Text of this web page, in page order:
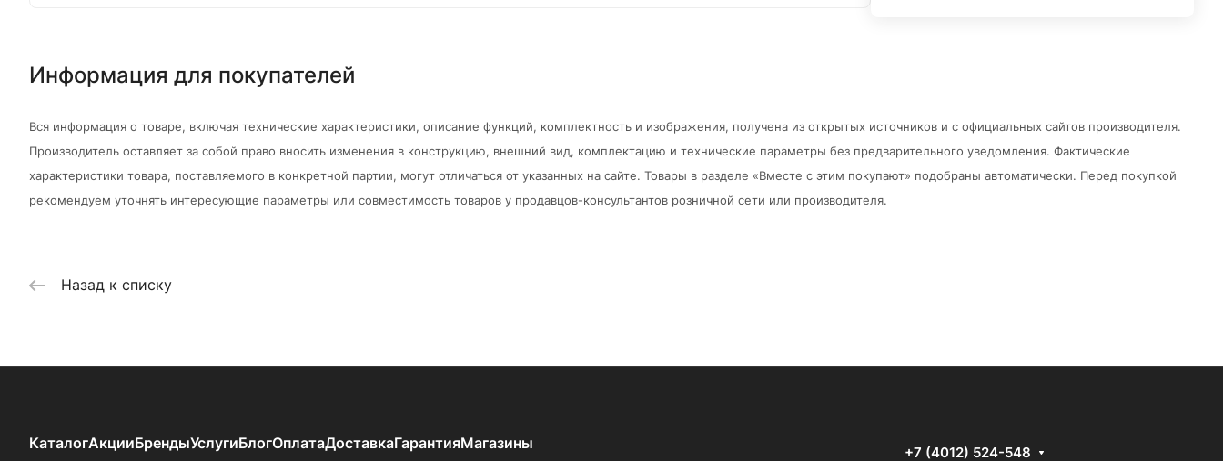
Информация для покупателей
Вся информация о товаре, включая технические характеристики, описание функций, комплектность и изображения, получена из открытых источников и с официальных сайтов производителя.
Производитель оставляет за собой право вносить изменения в конструкцию, внешний вид, комплектацию и технические параметры без предварительного уведомления. Фактические
характеристики товара, поставляемого в конкретной партии, могут отличаться от указанных на сайте. Товары в разделе «Вместе с этим покупают» подобраны автоматически. Перед покупкой
рекомендуем уточнять интересующие параметры или совместимость товаров у продавцов-консультантов розничной сети или производителя.
Назад к списку
КаталогАкцииБрендыУслугиБлогОплатаДоставкаГарантияМагазины
+7 (4012) 524-548